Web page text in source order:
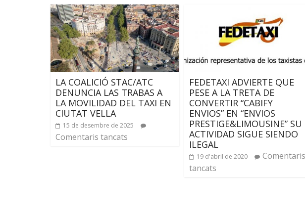
LA COALICIÓ STAC/ATC
DENUNCIA LAS TRABAS A
LA MOVILIDAD DEL TAXI EN
CIUTAT VELLA
15 de desembre de 2025
Comentaris tancats
FEDETAXI ADVIERTE QUE
PESE A LA TRETA DE
CONVERTIR “CABIFY
ENVIOS” EN “ENVIOS
PRESTIGE&LIMOUSINE” SU
ACTIVIDAD SIGUE SIENDO
ILEGAL
19 d'abril de 2020
Comentaris
tancats